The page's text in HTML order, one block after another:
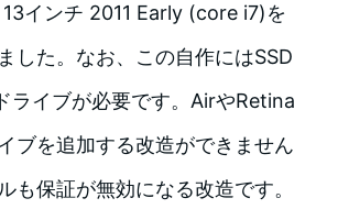
インチ 2011 Early (core i7)を
した。なお、この自作にはSSD
ライブが必要です。AirやRetina
ブを追加する改造ができません
も保証が無効になる改造です。